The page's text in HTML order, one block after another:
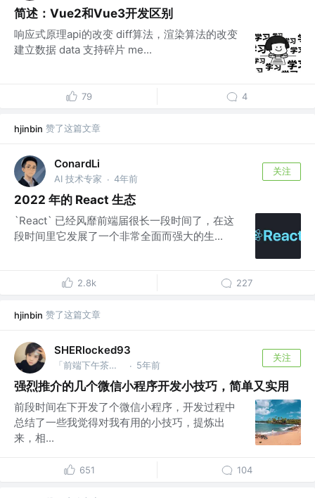
简述：Vue2和Vue3开发区别
响应式原理api的改变 diff算法，渲染算法的改变
建立数据 data 支持碎片 me...
79 4
hjinbin 赞了这篇文章
ConardLi
AI 技术专家 · 4年前
关注
2022 年的 React 生态
`React` 已经风靡前端届很长一段时间了，在这
段时间里它发展了一个非常全面而强大的生...
2.8k 227
hjinbin 赞了这篇文章
SHERlocked93
「前端下午茶」「CPP下午茶」公众号 · 5年前
关注
强烈推介的几个微信小程序开发小技巧，简单又实用
前段时间在下开发了个微信小程序，开发过程中
总结了一些我觉得对我有用的小技巧，提炼出
来，相...
651 104